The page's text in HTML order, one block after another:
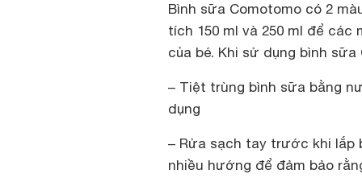
Bình sữa Comotomo có 2
tích 150 ml và 250 ml để
của bé. Khi sử dụng bình
– Tiệt trùng bình sữa bằng
dụng
– Rửa sạch tay trước khi lắp
nhiều hướng để đảm bảo